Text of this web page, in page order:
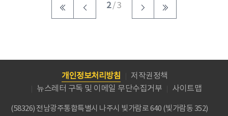
2/ 3
개인정보처리방침
저작권정책
뉴스레터 구독 및 이메일 무단수집거부
사이트맵
(58326) 전남광주통합특별시 나주시 빛가람로 640 (빛가람동 352)